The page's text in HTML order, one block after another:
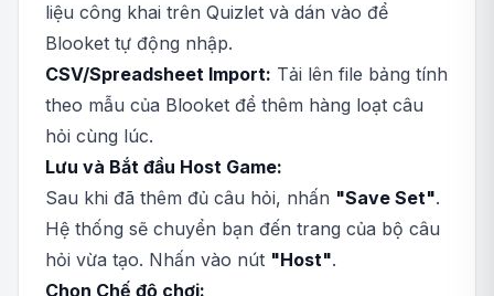
liệu công khai trên Quizlet và dán vào để
Blooket tự động nhập.
CSV/Spreadsheet Import: Tải lên file bảng tính
theo mẫu của Blooket để thêm hàng loạt câu
hỏi cùng lúc.
Lưu và Bắt đầu Host Game:
Sau khi đã thêm đủ câu hỏi, nhấn "Save Set".
Hệ thống sẽ chuyển bạn đến trang của bộ câu
hỏi vừa tạo. Nhấn vào nút "Host".
Chọn Chế độ chơi: